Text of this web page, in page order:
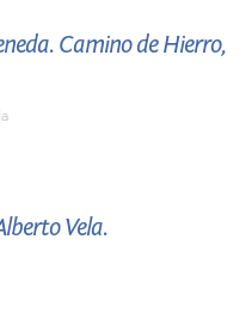
Camino de Hierro,
Vela.